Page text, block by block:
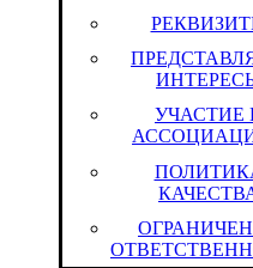
УЧАСТИЕ
Китайская Народная
Штука (ОКЕИ:796)